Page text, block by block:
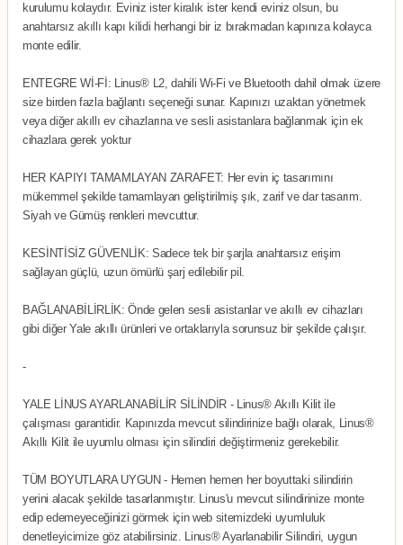
kurulumu kolaydır. Eviniz ister kiralık ister kendi eviniz olsun, bu
anahtarsız akıllı kapı kilidi herhangi bir iz bırakmadan kapınıza kolayca
monte edilir.
ENTEGRE Wİ-Fİ: Linus® L2, dahili Wi-Fi ve Bluetooth dahil olmak üzere
size birden fazla bağlantı seçeneği sunar. Kapınızı uzaktan yönetmek
veya diğer akıllı ev cihazlarına ve sesli asistanlara bağlanmak için ek
cihazlara gerek yoktur
HER KAPIYI TAMAMLAYAN ZARAFET: Her evin iç tasarımını
mükemmel şekilde tamamlayan geliştirilmiş şık, zarif ve dar tasarım.
Siyah ve Gümüş renkleri mevcuttur.
KESİNTİSİZ GÜVENLİK: Sadece tek bir şarjla anahtarsız erişim
sağlayan güçlü, uzun ömürlü şarj edilebilir pil.
BAĞLANABİLİRLİK: Önde gelen sesli asistanlar ve akıllı ev cihazları
gibi diğer Yale akıllı ürünleri ve ortaklarıyla sorunsuz bir şekilde çalışır.
-
YALE LİNUS AYARLANABİLİR SİLİNDİR - Linus® Akıllı Kilit ile
çalışması garantidir. Kapınızda mevcut silindirinize bağlı olarak, Linus®
Akıllı Kilit ile uyumlu olması için silindiri değiştirmeniz gerekebilir.
TÜM BOYUTLARA UYGUN - Hemen hemen her boyuttaki silindirin
yerini alacak şekilde tasarlanmıştır. Linus'u mevcut silindirinize monte
edip edemeyeceğinizi görmek için web sitemizdeki uyumluluk
denetleyicimize göz atabilirsiniz. Linus® Ayarlanabilir Silindiri, uygun